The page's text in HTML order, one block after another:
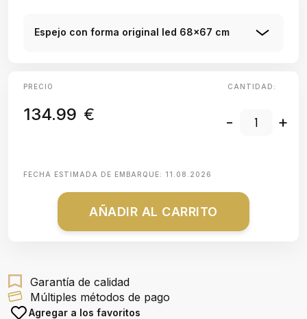
Espejo con forma original led 68x67 cm
PRECIO
134.99 €
CANTIDAD:
- +
FECHA ESTIMADA DE EMBARQUE: 11.08.2026
AÑADIR AL CARRITO
Garantía de calidad
Múltiples métodos de pago
Agregar a los favoritos